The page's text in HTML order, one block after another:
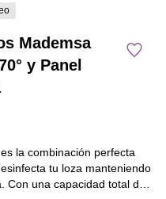
Mademsa
y Panel
la combinación perfecta
tu loza manteniendo
una capacidad total de